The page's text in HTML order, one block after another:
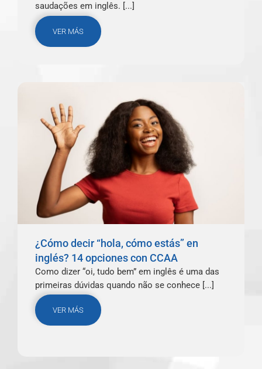
saudações em inglês. [...]
VER MÁS
¿Cómo decir “hola, cómo estás” en
inglés? 14 opciones con CCAA
Como dizer “oi, tudo bem” em inglês é uma das
primeiras dúvidas quando não se conhece [...]
VER MÁS